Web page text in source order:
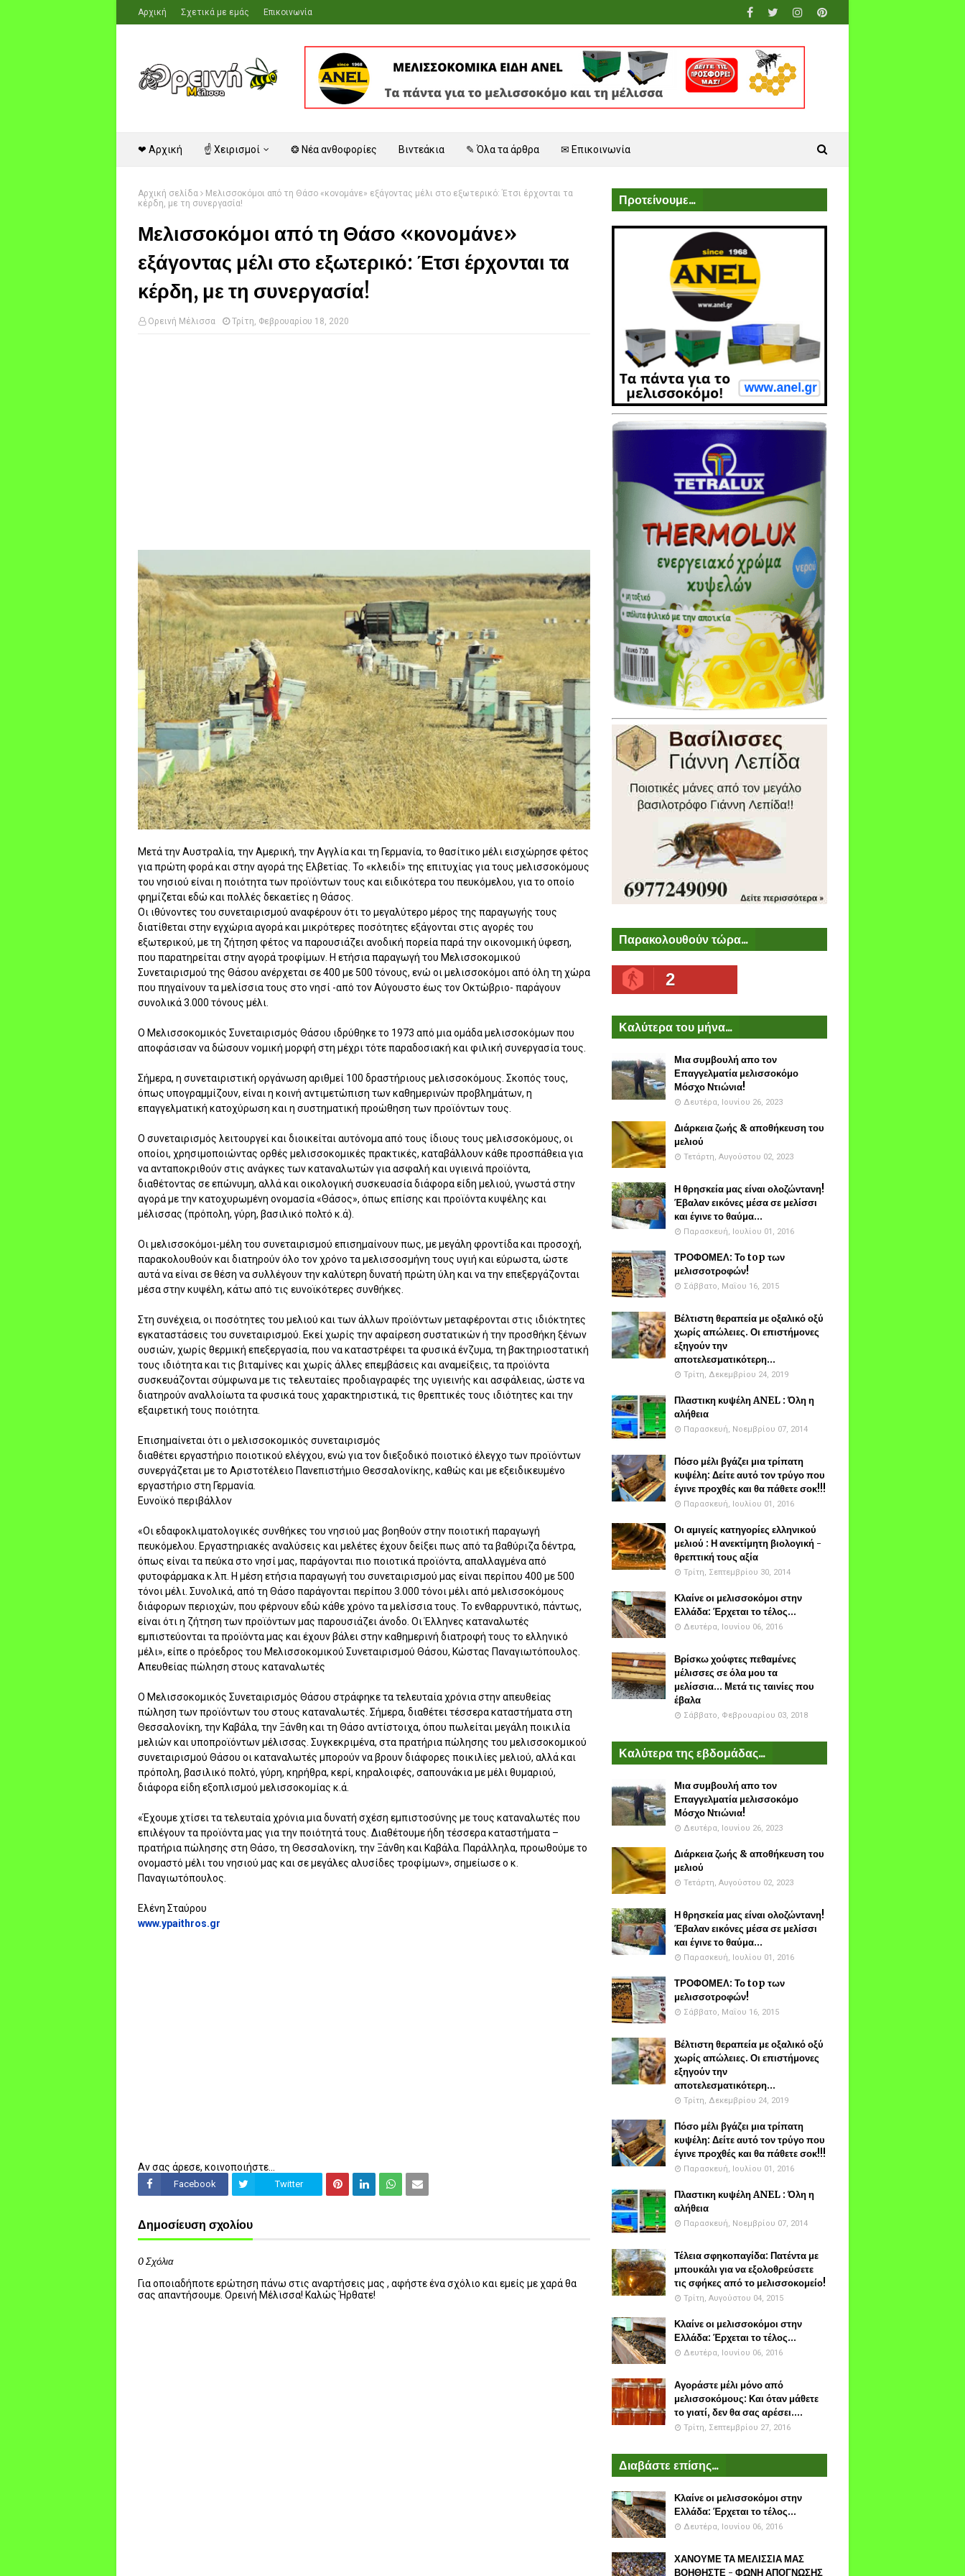
Αρχική Σχετικά με εμάς Επικοινωνία
❤ Αρχική ☝ Χειρισμοί ❂ Νέα ανθοφορίες Βιντεάκια ✎ Όλα τα άρθρα ✉ Επικοινωνία
Αρχική σελίδα
Μελισσοκόμοι από τη Θάσο «κονομάνε» εξάγοντας μέλι στο εξωτερικό: Έτσι έρχονται τα
κέρδη, με τη συνεργασία!
Μελισσοκόμοι από τη Θάσο «κονομάνε»
εξάγοντας μέλι στο εξωτερικό: Έτσι έρχονται τα
κέρδη, με τη συνεργασία!
Ορεινή Μέλισσα Τρίτη, Φεβρουαρίου 18, 2020
Μετά την Αυστραλία, την Αμερική, την Αγγλία και τη Γερμανία, το θασίτικο μέλι εισχώρησε φέτος
για πρώτη φορά και στην αγορά της Ελβετίας. Το «κλειδί» της επιτυχίας για τους μελισσοκόμους
του νησιού είναι η ποιότητα των προϊόντων τους και ειδικότερα του πευκόμελου, για το οποίο
φημίζεται εδώ και πολλές δεκαετίες η Θάσος.
Οι ιθύνοντες του συνεταιρισμού αναφέρουν ότι το μεγαλύτερο μέρος της παραγωγής τους
διατίθεται στην εγχώρια αγορά και μικρότερες ποσότητες εξάγονται στις αγορές του
εξωτερικού, με τη ζήτηση φέτος να παρουσιάζει ανοδική πορεία παρά την οικονομική ύφεση,
που παρατηρείται στην αγορά τροφίμων. Η ετήσια παραγωγή του Μελισσοκομικού
Συνεταιρισμού της Θάσου ανέρχεται σε 400 με 500 τόνους, ενώ οι μελισσοκόμοι από όλη τη χώρα
που πηγαίνουν τα μελίσσια τους στο νησί -από τον Αύγουστο έως τον Οκτώβριο- παράγουν
συνολικά 3.000 τόνους μέλι.
Ο Μελισσοκομικός Συνεταιρισμός Θάσου ιδρύθηκε το 1973 από μια ομάδα μελισσοκόμων που
αποφάσισαν να δώσουν νομική μορφή στη μέχρι τότε παραδοσιακή και φιλική συνεργασία τους.
Σήμερα, η συνεταιριστική οργάνωση αριθμεί 100 δραστήριους μελισσοκόμους. Σκοπός τους,
όπως υπογραμμίζουν, είναι η κοινή αντιμετώπιση των καθημερινών προβλημάτων, η
επαγγελματική κατοχύρωση και η συστηματική προώθηση των προϊόντων τους.
Ο συνεταιρισμός λειτουργεί και διοικείται αυτόνομα από τους ίδιους τους μελισσοκόμους, οι
οποίοι, χρησιμοποιώντας ορθές μελισσοκομικές πρακτικές, καταβάλλουν κάθε προσπάθεια για
να ανταποκριθούν στις ανάγκες των καταναλωτών για ασφαλή και υγιεινά προϊόντα,
διαθέτοντας σε επώνυμη, αλλά και οικολογική συσκευασία διάφορα είδη μελιού, γνωστά στην
αγορά με την κατοχυρωμένη ονομασία «Θάσος», όπως επίσης και προϊόντα κυψέλης και
μέλισσας (πρόπολη, γύρη, βασιλικό πολτό κ.ά).
Οι μελισσοκόμοι-μέλη του συνεταιρισμού επισημαίνουν πως, με μεγάλη φροντίδα και προσοχή,
παρακολουθούν και διατηρούν όλο τον χρόνο τα μελισσοσμήνη τους υγιή και εύρωστα, ώστε
αυτά να είναι σε θέση να συλλέγουν την καλύτερη δυνατή πρώτη ύλη και να την επεξεργάζονται
μέσα στην κυψέλη, κάτω από τις ευνοϊκότερες συνθήκες.
Στη συνέχεια, οι ποσότητες του μελιού και των άλλων προϊόντων μεταφέρονται στις ιδιόκτητες
εγκαταστάσεις του συνεταιρισμού. Εκεί χωρίς την αφαίρεση συστατικών ή την προσθήκη ξένων
ουσιών, χωρίς θερμική επεξεργασία, που να καταστρέφει τα φυσικά ένζυμα, τη βακτηριοστατική
τους ιδιότητα και τις βιταμίνες και χωρίς άλλες επεμβάσεις και αναμείξεις, τα προϊόντα
συσκευάζονται σύμφωνα με τις τελευταίες προδιαγραφές της υγιεινής και ασφάλειας, ώστε να
διατηρούν αναλλοίωτα τα φυσικά τους χαρακτηριστικά, τις θρεπτικές τους ιδιότητες και την
εξαιρετική τους ποιότητα.
Επισημαίνεται ότι ο μελισσοκομικός συνεταιρισμός
διαθέτει εργαστήριο ποιοτικού ελέγχου, ενώ για τον διεξοδικό ποιοτικό έλεγχο των προϊόντων
συνεργάζεται με το Αριστοτέλειο Πανεπιστήμιο Θεσσαλονίκης, καθώς και με εξειδικευμένο
εργαστήριο στη Γερμανία.
Ευνοϊκό περιβάλλον
«Οι εδαφοκλιματολογικές συνθήκες του νησιού μας βοηθούν στην ποιοτική παραγωγή
πευκόμελου. Εργαστηριακές αναλύσεις και μελέτες έχουν δείξει πως από τα βαθύριζα δέντρα,
όπως είναι τα πεύκα στο νησί μας, παράγονται πιο ποιοτικά προϊόντα, απαλλαγμένα από
φυτοφάρμακα κ.λπ. Η μέση ετήσια παραγωγή του συνεταιρισμού μας είναι περίπου 400 με 500
τόνοι μέλι. Συνολικά, από τη Θάσο παράγονται περίπου 3.000 τόνοι μέλι από μελισσοκόμους
διάφορων περιοχών, που φέρνουν εδώ κάθε χρόνο τα μελίσσια τους. Το ενθαρρυντικό, πάντως,
είναι ότι η ζήτηση των προϊόντων μας παρουσιάζει άνοδο. Οι Έλληνες καταναλωτές
εμπιστεύονται τα προϊόντα μας και έχουν βάλει στην καθημερινή διατροφή τους το ελληνικό
μέλι», είπε ο πρόεδρος του Μελισσοκομικού Συνεταιρισμού Θάσου, Κώστας Παναγιωτόπουλος.
Απευθείας πώληση στους καταναλωτές
Ο Μελισσοκομικός Συνεταιρισμός Θάσου στράφηκε τα τελευταία χρόνια στην απευθείας
πώληση των προϊόντων του στους καταναλωτές. Σήμερα, διαθέτει τέσσερα καταστήματα στη
Θεσσαλονίκη, την Καβάλα, την Ξάνθη και τη Θάσο αντίστοιχα, όπου πωλείται μεγάλη ποικιλία
μελιών και υποπροϊόντων μέλισσας. Συγκεκριμένα, στα πρατήρια πώλησης του μελισσοκομικού
συνεταιρισμού Θάσου οι καταναλωτές μπορούν να βρουν διάφορες ποικιλίες μελιού, αλλά και
πρόπολη, βασιλικό πολτό, γύρη, κηρήθρα, κερί, κηραλοιφές, σαπουνάκια με μέλι θυμαριού,
διάφορα είδη εξοπλισμού μελισσοκομίας κ.ά.
«Έχουμε χτίσει τα τελευταία χρόνια μια δυνατή σχέση εμπιστοσύνης με τους καταναλωτές που
επιλέγουν τα προϊόντα μας για την ποιότητά τους. Διαθέτουμε ήδη τέσσερα καταστήματα –
πρατήρια πώλησης στη Θάσο, τη Θεσσαλονίκη, την Ξάνθη και Καβάλα. Παράλληλα, προωθούμε το
ονομαστό μέλι του νησιού μας και σε μεγάλες αλυσίδες τροφίμων», σημείωσε ο κ.
Παναγιωτόπουλος.
Ελένη Σταύρου
www.ypaithros.gr
Αν σας άρεσε, κοινοποιήστε...
Facebook Twitter
Δημοσίευση σχολίου
0 Σχόλια
Για οποιαδήποτε ερώτηση πάνω στις αναρτήσεις μας , αφήστε ένα σχόλιο και εμείς με χαρά θα
σας απαντήσουμε. Ορεινή Μέλισσα! Καλώς Ήρθατε!
Προτείνουμε...
Παρακολουθούν τώρα...
2
Καλύτερα του μήνα...
Μια συμβουλή απο τον
Επαγγελματία μελισσοκόμο
Μόσχο Ντιώνια!
Δευτέρα, Ιουνίου 26, 2023
Διάρκεια ζωής & αποθήκευση του
μελιού
Τετάρτη, Αυγούστου 02, 2023
Η θρησκεία μας είναι ολοζώντανη!
Έβαλαν εικόνες μέσα σε μελίσσι
και έγινε το θαύμα...
Παρασκευή, Ιουλίου 01, 2016
ΤΡΟΦΟΜΕΛ: Το top των
μελισσοτροφών!
Σάββατο, Μαΐου 16, 2015
Βέλτιστη θεραπεία με οξαλικό οξύ
χωρίς απώλειες. Οι επιστήμονες
εξηγούν την
αποτελεσματικότερη...
Τρίτη, Δεκεμβρίου 24, 2019
Πλαστικη κυψέλη ANEL : Όλη η
αλήθεια
Παρασκευή, Νοεμβρίου 07, 2014
Πόσο μέλι βγάζει μια τρίπατη
κυψέλη: Δείτε αυτό τον τρύγο που
έγινε προχθές και θα πάθετε σοκ!!!
Παρασκευή, Ιουλίου 01, 2016
Οι αμιγείς κατηγορίες ελληνικού
μελιού : Η ανεκτίμητη βιολογική -
θρεπτική τους αξία
Τρίτη, Σεπτεμβρίου 30, 2014
Κλαίνε οι μελισσοκόμοι στην
Ελλάδα: Έρχεται το τέλος...
Δευτέρα, Ιουνίου 06, 2016
Βρίσκω χούφτες πεθαμένες
μέλισσες σε όλα μου τα
μελίσσια... Μετά τις ταινίες που
έβαλα
Σάββατο, Φεβρουαρίου 03, 2018
Καλύτερα της εβδομάδας...
Μια συμβουλή απο τον
Επαγγελματία μελισσοκόμο
Μόσχο Ντιώνια!
Δευτέρα, Ιουνίου 26, 2023
Διάρκεια ζωής & αποθήκευση του
μελιού
Τετάρτη, Αυγούστου 02, 2023
Η θρησκεία μας είναι ολοζώντανη!
Έβαλαν εικόνες μέσα σε μελίσσι
και έγινε το θαύμα...
Παρασκευή, Ιουλίου 01, 2016
ΤΡΟΦΟΜΕΛ: Το top των
μελισσοτροφών!
Σάββατο, Μαΐου 16, 2015
Βέλτιστη θεραπεία με οξαλικό οξύ
χωρίς απώλειες. Οι επιστήμονες
εξηγούν την
αποτελεσματικότερη...
Τρίτη, Δεκεμβρίου 24, 2019
Πόσο μέλι βγάζει μια τρίπατη
κυψέλη: Δείτε αυτό τον τρύγο που
έγινε προχθές και θα πάθετε σοκ!!!
Παρασκευή, Ιουλίου 01, 2016
Πλαστικη κυψέλη ANEL : Όλη η
αλήθεια
Παρασκευή, Νοεμβρίου 07, 2014
Τέλεια σφηκοπαγίδα: Πατέντα με
μπουκάλι για να εξολοθρεύσετε
τις σφήκες από το μελισσοκομείο!
Τρίτη, Αυγούστου 04, 2015
Κλαίνε οι μελισσοκόμοι στην
Ελλάδα: Έρχεται το τέλος...
Δευτέρα, Ιουνίου 06, 2016
Αγοράστε μέλι μόνο από
μελισσοκόμους: Και όταν μάθετε
το γιατί, δεν θα σας αρέσει....
Τρίτη, Σεπτεμβρίου 27, 2016
Διαβάστε επίσης...
Κλαίνε οι μελισσοκόμοι στην
Ελλάδα: Έρχεται το τέλος...
Δευτέρα, Ιουνίου 06, 2016
ΧΑΝΟΥΜΕ ΤΑ ΜΕΛΙΣΣΙΑ ΜΑΣ
ΒΟΗΘΗΣΤΕ - ΦΩΝΗ ΑΠΟΓΝΩΣΗΣ